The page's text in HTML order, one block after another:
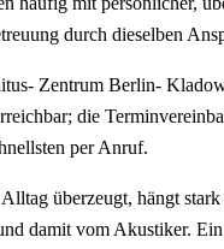
durch dieselben
Zentrum Berlin-
die
per Anruf.
überzeugt, hängt
damit vom Akustiker.